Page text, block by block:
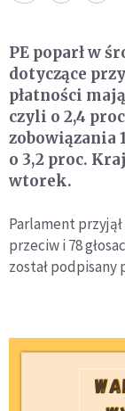
PE poparł w
dotyczące
płatności
czyli o 2,4
zobowiązania
o 3,2 proc.
wtorek.
Parlament
przeciw i 78
został podpisany